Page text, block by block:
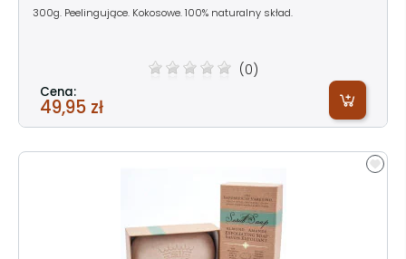
300g. Peelingujące. Kokosowe. 100% naturalny skład.
(0)
Cena:
49,95 zł